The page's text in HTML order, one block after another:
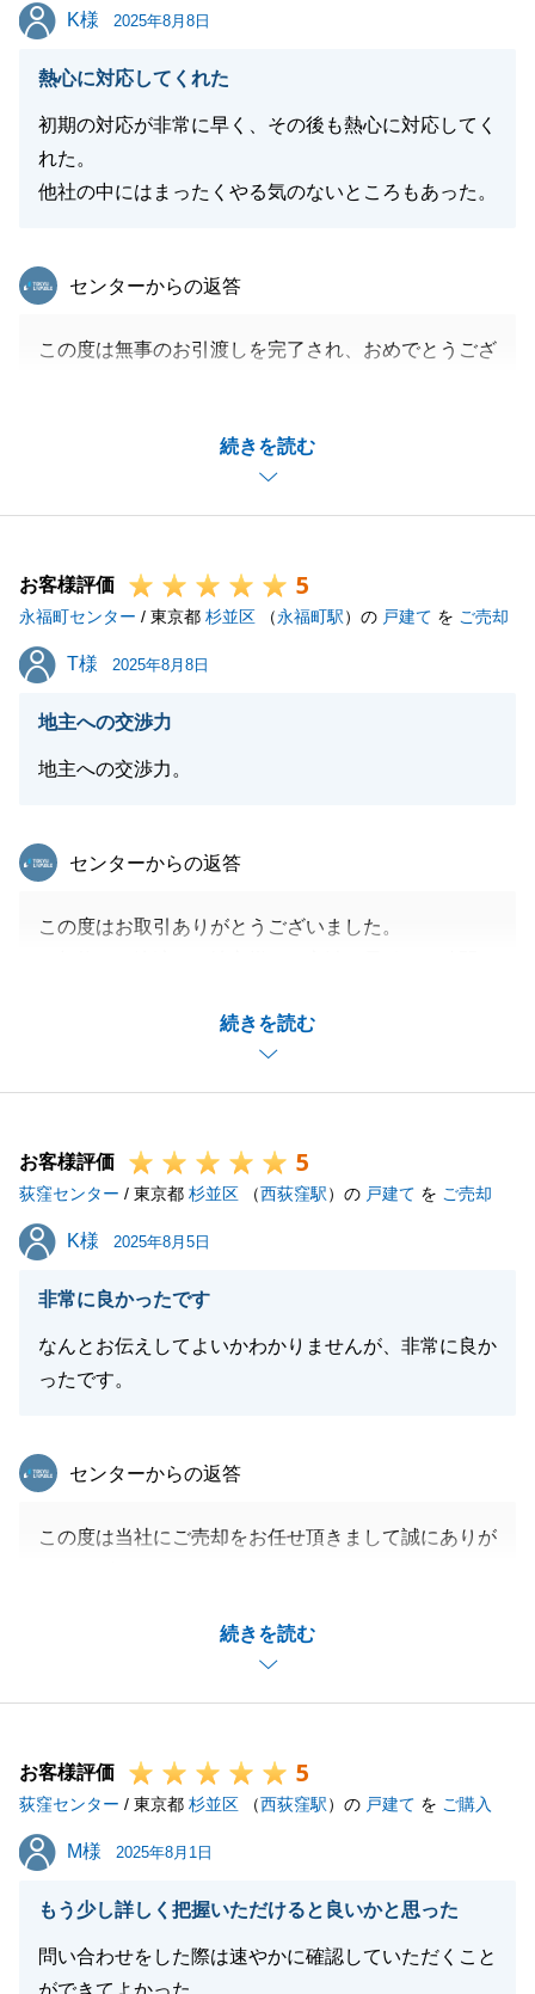
K様
K様 2025年8月8日
熱心に対応してくれた
初期の対応が非常に早く、その後も熱心に対応してく
れた。
他社の中にはまったくやる気のないところもあった。
続きを読む
東急リバブル
センターからの返答
この度は無事のお引渡しを完了され、おめでとうござ
皆様も含めてのご協力を頂き、おかげさまでスムーズ
なお取引をさせて頂くことができました。
誠にありがとうございました。
ざいましたら、是非お声がけくださいませ。
また一生懸命お手伝いをさせて頂きます。
今後とも、宜しくお願い申し上げます。
お客様評価 5
永福町センター / 東京都 杉並区 （永福町駅）の 戸建て を ご売却
T様
T様 2025年8月8日
地主への交渉力
地主への交渉力。
続きを読む
東急リバブル
センターからの返答
この度はお取引ありがとうございました。
したこと、感謝申し上げます。
知人の方でお困りの方がいらっしゃいましたら、お声
がけ頂けますと幸いです。
お客様評価 5
荻窪センター / 東京都 杉並区 （西荻窪駅）の 戸建て を ご売却
K様
K様 2025年8月5日
非常に良かったです
なんとお伝えしてよいかわかりませんが、非常に良か
ったです。
続きを読む
東急リバブル
センターからの返答
この度は当社にご売却をお任せ頂きまして誠にありが
から、無事にご成約まで至ることが出来て本当に良か
ご決済まで無事に迎える事が出来たのも、K様ご家族
誠にありがとうございました。引き続き、よろしくお
願いいたします。
閉じる
お客様評価 5
荻窪センター / 東京都 杉並区 （西荻窪駅）の 戸建て を ご購入
M様
M様 2025年8月1日
もう少し詳しく把握いただけると良いかと思った
問い合わせをした際は速やかに確認していただくこと
ができてよかった。